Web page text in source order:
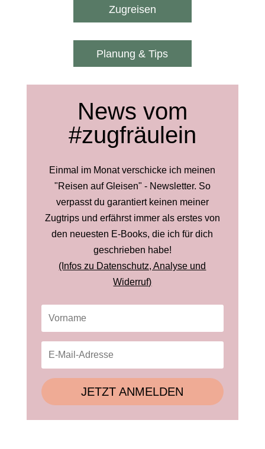
Zugreisen
Planung & Tips
News vom
#zugfräulein
Einmal im Monat verschicke ich meinen
"Reisen auf Gleisen" - Newsletter. So
verpasst du garantiert keinen meiner
Zugtrips und erfährst immer als erstes von
den neuesten E-Books, die ich für dich
geschrieben habe!
(Infos zu Datenschutz, Analyse und
Widerruf)
JETZT ANMELDEN